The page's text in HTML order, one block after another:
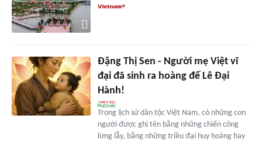
Đặng Thị Sen - Người mẹ Việt vĩ
đại đã sinh ra hoàng đế Lê Đại
Hành!
Trong lịch sử dân tộc Việt Nam, có những con
người được ghi tên bằng những chiến công
lừng lẫy, bằng những triều đại huy hoàng hay